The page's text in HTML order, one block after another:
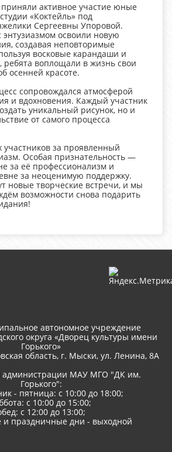
приняли активное участие юные
«Коктейль» под
Сергеевны Упоровой.
освоили новую
создавая неповторимые
восковые карандаши и
ребята воплощали в жизнь свои
осенней красоте.
сопровождался атмосферой
и вдохновения. Каждый участник
уникальный рисунок, но и
от самого процесса
участников за проявленный
Особая признательность —
за её профессионализм и
за неоценимую поддержку.
новые творческие встречи, и мы
возможности снова подарить
автономное учреждение
округа «Дворец культуры имени
Горького»
область, г. Мыски, ул. Ленина, 8A
администрации МАУ МГО "ДК им.
Горького":
- пятница: с 10:00 до 18:00;
с 10:00 до 15:00;
с 12:00 до 13:00;
и праздничные дни - выходной